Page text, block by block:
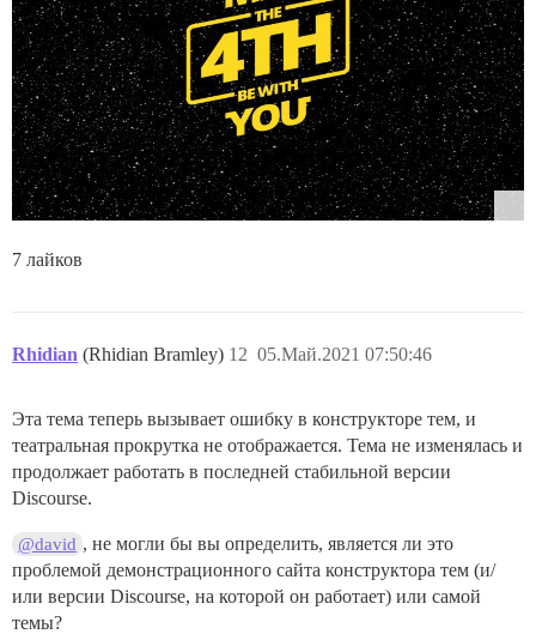
7 лайков
Rhidian (Rhidian Bramley) 05.Май.2021 07:50:46
12
Эта тема теперь вызывает ошибку в конструкторе тем, и
театральная прокрутка не отображается. Тема не изменялась и
продолжает работать в последней стабильной версии
Discourse.
@david , не могли бы вы определить, является ли это
проблемой демонстрационного сайта конструктора тем (и/
или версии Discourse, на которой он работает) или самой
темы?